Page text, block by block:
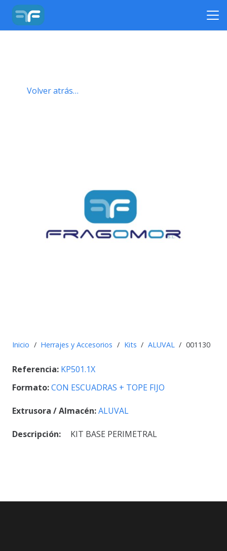
Volver atrás…
Inicio / Herrajes y Accesorios / Kits / ALUVAL / 001130
Referencia: KP501.1X
Formato:CON ESCUADRAS + TOPE FIJO
Extrusora / Almacén:ALUVAL
Descripción: KIT BASE PERIMETRAL